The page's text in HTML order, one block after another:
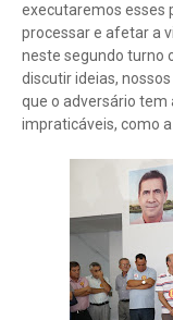
executaremos esses
processar e afetar a
neste segundo turno
discutir ideias,
que o adversário
impraticáveis, como